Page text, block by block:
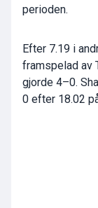
perioden.
Efter 7.19 i
framspelad av
gjorde 4–0.
0 efter 18.02